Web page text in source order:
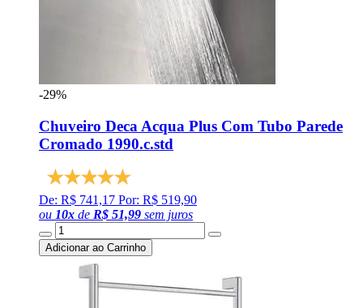
-29%
Chuveiro Deca Acqua Plus Com Tubo Parede
Cromado 1990.c.std
De: R$ 741,17 Por: R$ 519,90
ou 10x de R$ 51,99 sem juros
Adicionar ao Carrinho